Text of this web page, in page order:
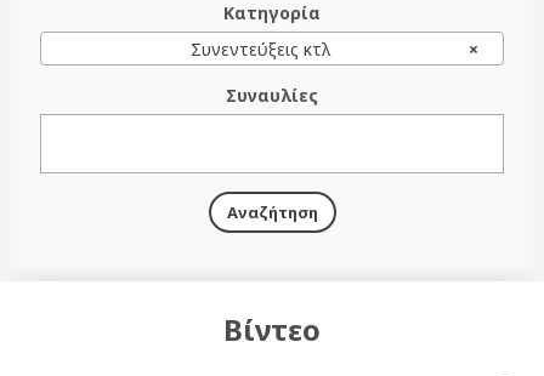
Κατηγορία
×
Συνεντεύξεις κτλ
Συναυλίες
Αναζήτηση
Βίντεο